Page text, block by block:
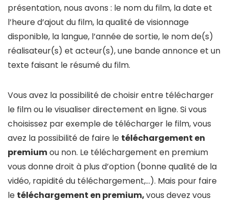
présentation, nous avons : le nom du film, la date et
l’heure d’ajout du film, la qualité de visionnage
disponible, la langue, l’année de sortie, le nom de(s)
réalisateur(s) et acteur(s), une bande annonce et un
texte faisant le résumé du film.
Vous avez la possibilité de choisir entre télécharger
le film ou le visualiser directement en ligne. Si vous
choisissez par exemple de télécharger le film, vous
avez la possibilité de faire le téléchargement en
premiumou non. Le téléchargement en premium
vous donne droit à plus d’option (bonne qualité de la
vidéo, rapidité du téléchargement,…). Mais pour faire
le téléchargement en premium,vous devez vous